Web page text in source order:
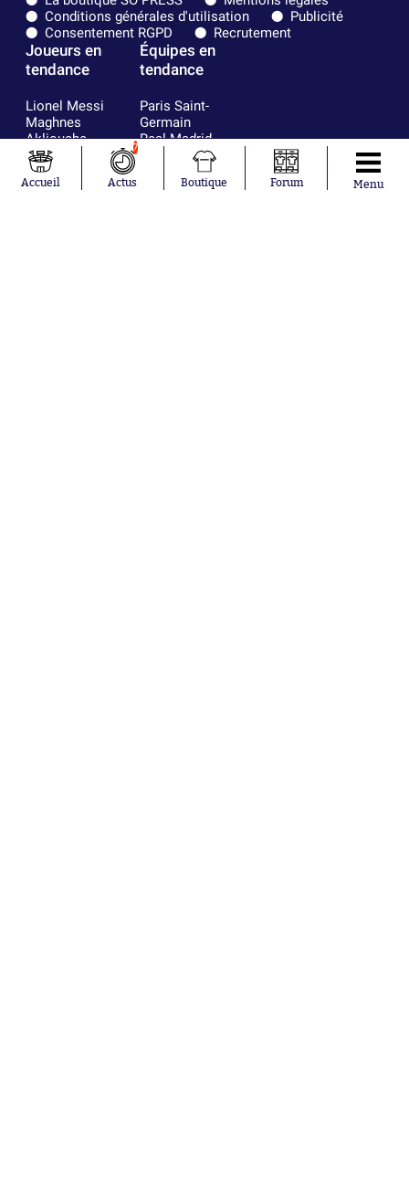
Conditions générales d'utilisation
Publicité
Consentement RGPD
Recrutement
Joueurs en
tendance
Lionel Messi
Maghnes
Akliouche
Mohamed
Salah
Neymar
Équipes en
tendance
Paris Saint-
Germain
Real Madrid
Olympique de
FIFA
Accueil
7
Actus Boutique Forum Menu